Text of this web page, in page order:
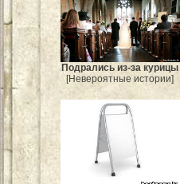
Подрались из-за курицы
[Невероятные истории]